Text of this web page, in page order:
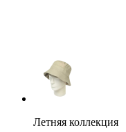
Летняя коллекция